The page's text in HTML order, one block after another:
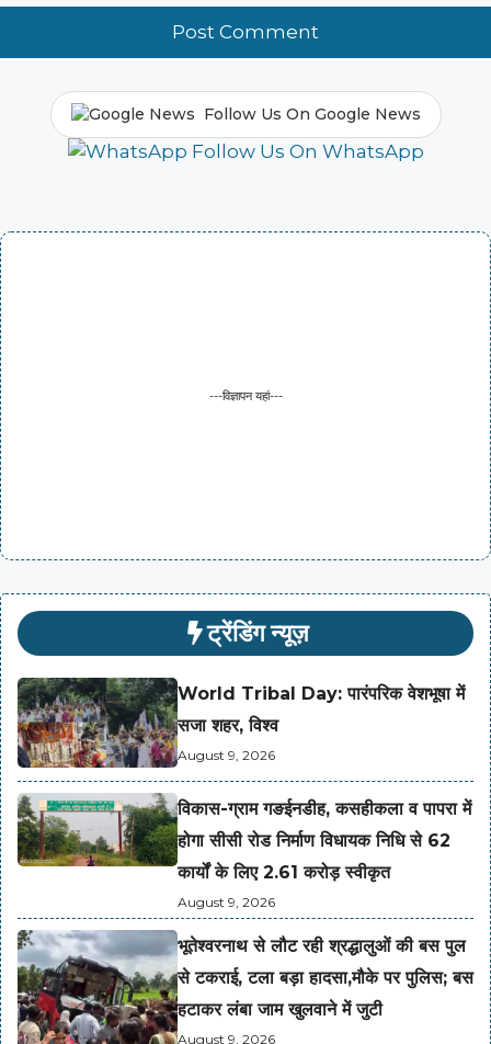
Follow Us On Google News
Follow Us On WhatsApp
---विज्ञापन यहां---
ट्रेंडिंग न्यूज़
World Tribal Day: पारंपरिक वेशभूषा में
सजा शहर, विश्व
August 9, 2026
विकास-ग्राम गङईनडीह, कसहीकला व पापरा में
होगा सीसी रोड निर्माण विधायक निधि से 62
कार्यों के लिए 2.61 करोड़ स्वीकृत
August 9, 2026
भूतेश्वरनाथ से लौट रही श्रद्धालुओं की बस पुल
से टकराई, टला बड़ा हादसा,मौके पर पुलिस; बस
हटाकर लंबा जाम खुलवाने में जुटी
August 9, 2026